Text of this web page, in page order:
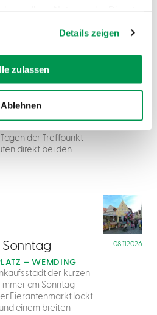
Details zeigen
zulassen
Ablehnen
— WEMDING
in Wemding der
der Treffpunkt
direkt bei den
— WEMDING
08.11.2026
der kurzen
am Sonntag
Fierantenmarkt lockt
einem breiten